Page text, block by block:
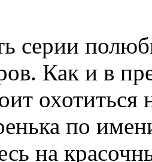
серии
Как и в
охотиться
по
на